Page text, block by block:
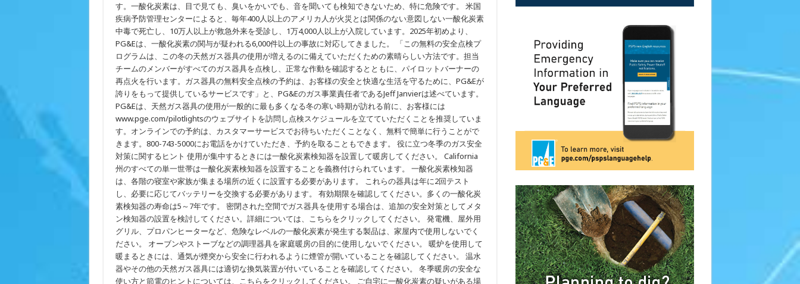
ク
を
減
ら
す
た
無
料
の
ガ
ス
器
の
安
全
点
検
と
イ
ロ
ト
再
点
を
行
い
す。一酸化炭素は、目で見ても、臭いをかいでも、音を聞いても検知できないため、特に危険です。 米国
疾病予防管理センターによると、毎年400人以上のアメリカ人が火災とは関係のない意図しない一酸化炭素
中毒で死亡し、10万人以上が救急外来を受診し、1万4,000人以上が入院しています。2025年初めより、
PG&Eは、一酸化炭素の関与が疑われる6,000件以上の事故に対応してきました。 「この無料の安全点検プ
ログラムは、この冬の天然ガス器具の使用が増えるのに備えていただくための素晴らしい方法です。担当
チームのメンバーがすべてのガス器具を点検し、正常な作動を確認するとともに、パイロットバーナーの
再点火を行います。ガス器具の無料安全点検の予約は、お客様の安全と快適な生活を守るために、PG&Eが
誇りをもって提供しているサービスです」と、PG&Eのガス事業責任者であるJeff Janvierは述べています。
PG&Eは、天然ガス器具の使用が一般的に最も多くなる冬の寒い時期が訪れる前に、お客様には
www.pge.com/pilotlightsのウェブサイトを訪問し点検スケジュールを立てていただくことを推奨していま
す。オンラインでの予約は、カスタマーサービスでお待ちいただくことなく、無料で簡単に行うことがで
きます。800-743-5000にお電話をかけていただき、予約を取ることもできます。 役に立つ冬季のガス安全
対策に関するヒント 使用が集中するときには一酸化炭素検知器を設置して暖房してください。 California
州のすべての単一世帯は一酸化炭素検知器を設置することを義務付けられています。 一酸化炭素検知器
は、各階の寝室や家族が集まる場所の近くに設置する必要があります。 これらの器具は年に2回テスト
し、必要に応じてバッテリーを交換する必要があります。 有効期限を確認してください。多くの一酸化炭
素検知器の寿命は5～7年です。 密閉された空間でガス器具を使用する場合は、追加の安全対策としてメタ
ン検知器の設置を検討してください。詳細については、こちらをクリックしてください。 発電機、屋外用
グリル、プロパンヒーターなど、危険なレベルの一酸化炭素が発生する製品は、家屋内で使用しないでく
ださい。 オーブンやストーブなどの調理器具を家庭暖房の目的に使用しないでください。 暖炉を使用して
暖まるときには、通気が煙突から安全に行われるように煙管が開いていることを確認してください。 温水
器やその他の天然ガス器具には適切な換気装置が付いていることを確認してください。 冬季暖房の安全な
使い方と節電のヒントについては、こちらをクリックしてください。 ご自宅に一酸化炭素の疑いがある場